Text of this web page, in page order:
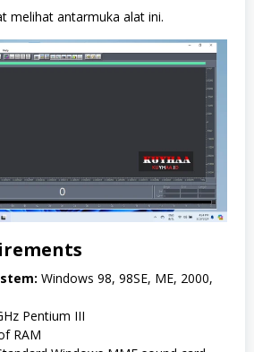
melihat antarmuka alat ini.
Windows 98, 98SE, ME, 2000,
Pentium III
RAM